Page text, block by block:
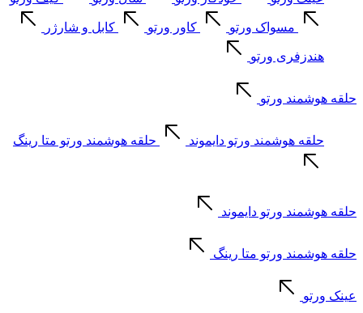
مسواک ورتو کاور ورتو کابل و شارژر
هندزفری ورتو
حلقه هوشمند ورتو
حلقه هوشمند ورتو دایموند حلقه هوشمند ورتو متا رینگ
حلقه هوشمند ورتو دایموند
حلقه هوشمند ورتو متا رینگ
عینک ورتو